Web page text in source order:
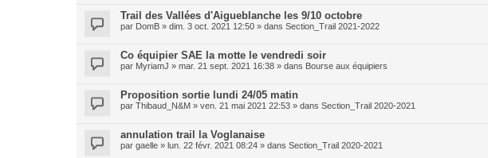
Trail des Vallées d'Aigueblanche les 9/10 octobre
par DomB » dim. 3 oct. 2021 12:50 » dans Section_Trail 2021-2022
Co équipier SAE la motte le vendredi soir
par MyriamJ » mar. 21 sept. 2021 16:38 » dans Bourse aux équipiers
Proposition sortie lundi 24/05 matin
par Thibaud_N&M » ven. 21 mai 2021 22:53 » dans Section_Trail 2020-2021
annulation trail la Voglanaise
par gaelle » lun. 22 févr. 2021 08:24 » dans Section_Trail 2020-2021